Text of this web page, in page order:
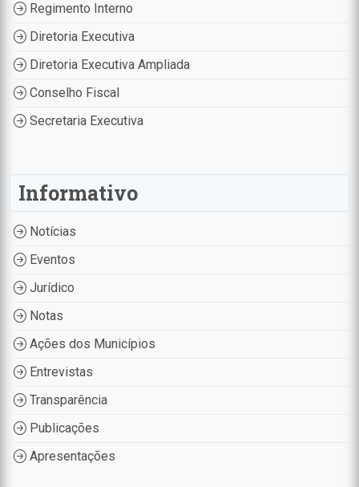
Regimento Interno
Diretoria Executiva
Diretoria Executiva Ampliada
Conselho Fiscal
Secretaria Executiva
Informativo
Notícias
Eventos
Jurídico
Notas
Ações dos Municípios
Entrevistas
Transparência
Publicações
Apresentações